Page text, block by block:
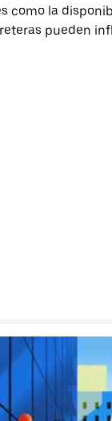
como la
pueden